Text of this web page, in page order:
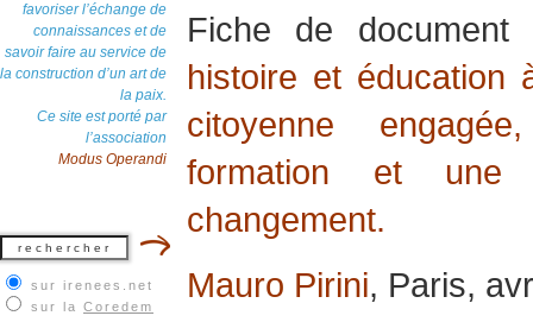
favoriser l’échange de
connaissances et de
savoir faire au service de
la construction d’un art de
la paix.
Ce site est porté par
l’association
Modus Operandi
sur irenees.net
sur la Coredem
Fiche de document
histoire et éducation
citoyenne
formation et une
changement.
Mauro Pirini, Paris,